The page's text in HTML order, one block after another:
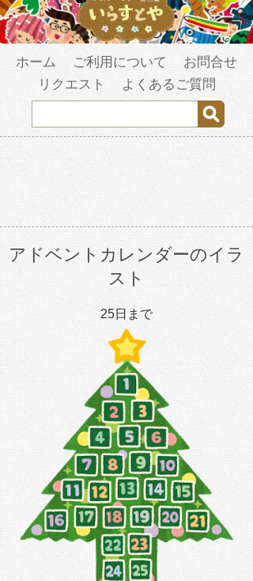
ホーム ご利用について
お問合せ
リクエスト
よくあるご質問
アドベントカレンダーのイラ
スト
25日まで